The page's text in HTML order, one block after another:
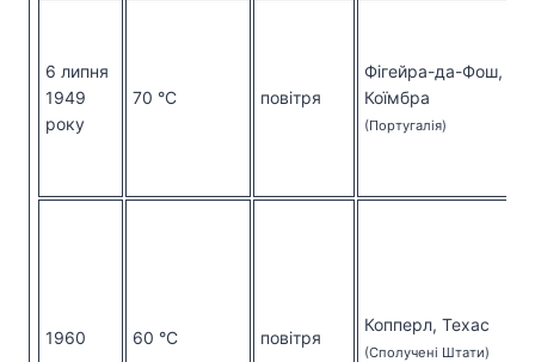
6 липня
1949
року
70 °C повітря
Фігейра-да-Фош,
Коїмбра
(Португалія)
1960 60 °C повітря
Копперл, Техас
(Сполучені Штати)